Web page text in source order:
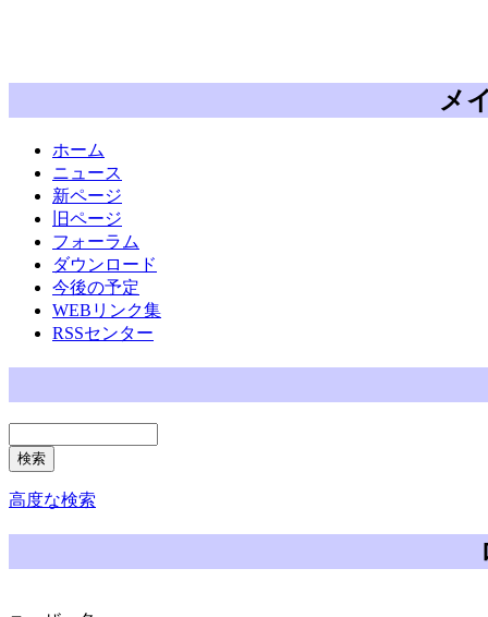
メ
ホーム
ニュース
新ページ
旧ページ
フォーラム
ダウンロード
今後の予定
WEBリンク集
RSSセンター
高度な検索